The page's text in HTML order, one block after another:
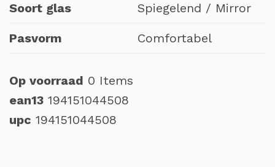
Soort glas Spiegelend / Mirror
Pasvorm Comfortabel
Op voorraad 0 Items
ean13 194151044508
upc 194151044508